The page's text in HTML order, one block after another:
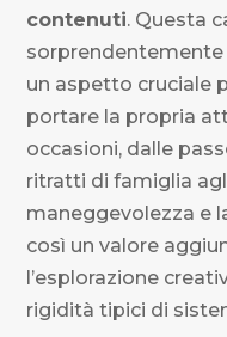
contenuti. Questa
sorprendentemente
un aspetto cruciale
portare la propria
occasioni, dalle
ritratti di famiglia
maneggevolezza e
così un valore
l’esplorazione
rigidità tipici di